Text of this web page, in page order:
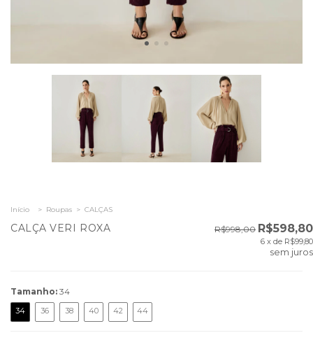
Início > Roupas > CALÇAS
CALÇA VERI ROXA R$998,00 R$598,80
6 x de R$99,80
sem juros
Tamanho: 34
34 36 38 40 42 44